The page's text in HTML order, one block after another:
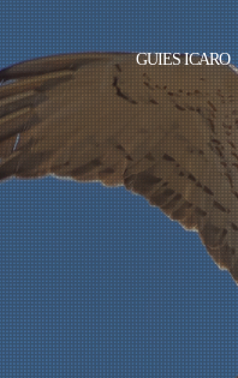
GUIES ICARO